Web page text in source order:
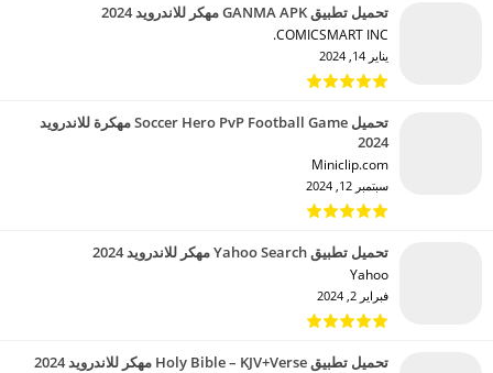
تحميل تطبيق GANMA APK مهكر للاندرويد 2024
COMICSMART INC.‏
يناير 14, 2024
تحميل Soccer Hero PvP Football Game مهكرة للاندرويد
2024
Miniclip.com‏
سبتمبر 12, 2024
تحميل تطبيق Yahoo Search مهكر للاندرويد 2024
Yahoo‏
فبراير 2, 2024
تحميل تطبيق Holy Bible – KJV+Verse مهكر للاندرويد 2024